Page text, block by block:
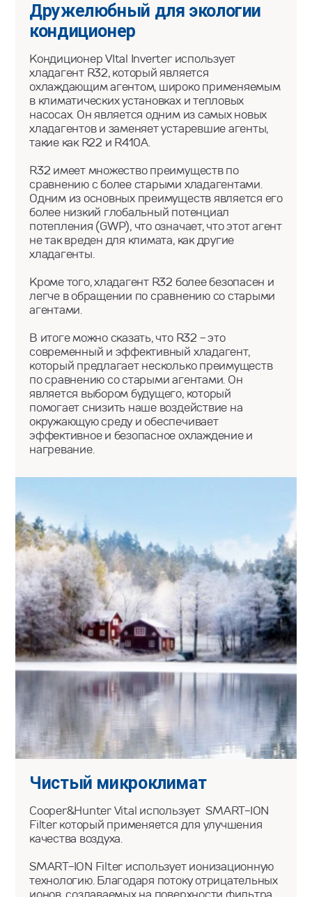
Дружелюбный для экологии
кондиционер
Кондиционер VItal Inverter использует
хладагент R32, который является
охлаждающим агентом, широко применяемым
в климатических установках и тепловых
насосах. Он является одним из самых новых
хладагентов и заменяет устаревшие агенты,
такие как R22 и R410A.
R32 имеет множество преимуществ по
сравнению с более старыми хладагентами.
Одним из основных преимуществ является его
более низкий глобальный потенциал
потепления (GWP), что означает, что этот агент
не так вреден для климата, как другие
хладагенты.
Кроме того, хладагент R32 более безопасен и
легче в обращении по сравнению со старыми
агентами.
В итоге можно сказать, что R32 - это
современный и эффективный хладагент,
который предлагает несколько преимуществ
по сравнению со старыми агентами. Он
является выбором будущего, который
помогает снизить наше воздействие на
окружающую среду и обеспечивает
эффективное и безопасное охлаждение и
нагревание.
Чистый микроклимат
Cooper&Hunter Vital использует SMART-ION
Filtеr который применяется для улучшения
качества воздуха.
SMART-ION Filter использует ионизационную
технологию. Благодаря потоку отрицательных